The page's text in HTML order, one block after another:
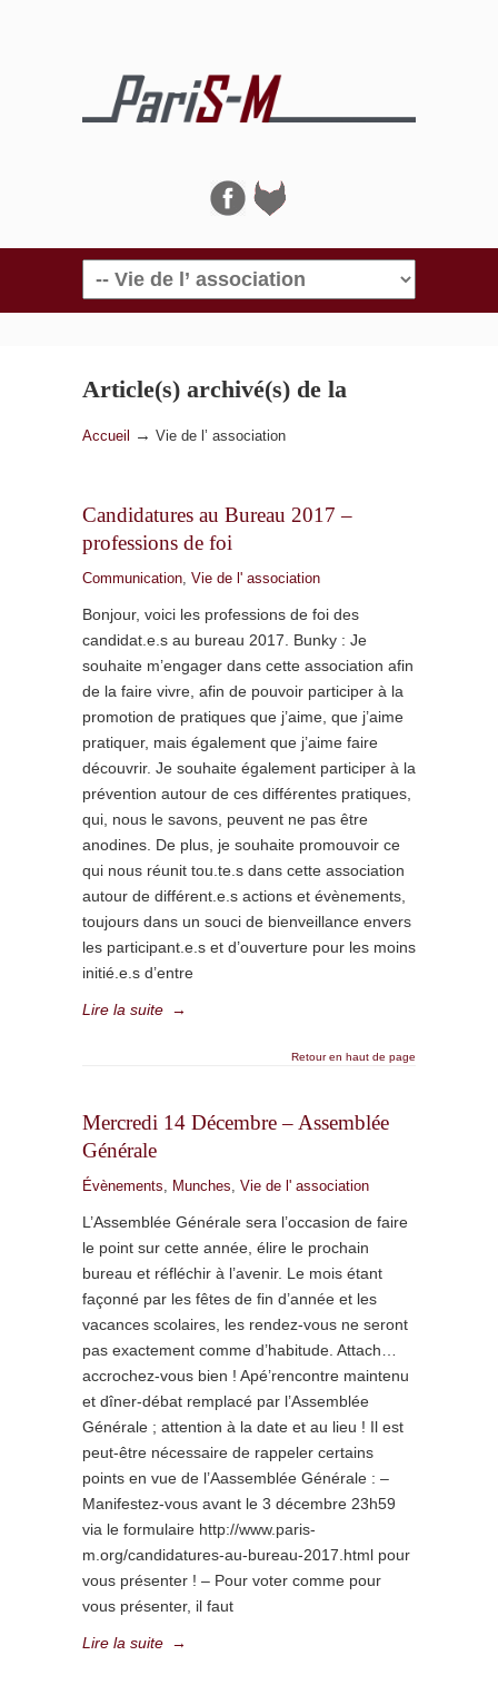
Navigation
Article(s) archivé(s) de la
catégorieVie de l’ association
Accueil → Vie de l’ association
Candidatures au Bureau 2017 –
professions de foi
Communication, Vie de l' association
Bonjour, voici les professions de foi des
candidat.e.s au bureau 2017. Bunky : Je
souhaite m’engager dans cette association afin
de la faire vivre, afin de pouvoir participer à la
promotion de pratiques que j’aime, que j’aime
pratiquer, mais également que j’aime faire
découvrir. Je souhaite également participer à la
prévention autour de ces différentes pratiques,
qui, nous le savons, peuvent ne pas être
anodines. De plus, je souhaite promouvoir ce
qui nous réunit tou.te.s dans cette association
autour de différent.e.s actions et évènements,
toujours dans un souci de bienveillance envers
les participant.e.s et d’ouverture pour les moins
initié.e.s d’entre
Lire la suite →
Retour en haut de page
Mercredi 14 Décembre – Assemblée
Générale
Évènements, Munches, Vie de l' association
L’Assemblée Générale sera l’occasion de faire
le point sur cette année, élire le prochain
bureau et réfléchir à l’avenir. Le mois étant
façonné par les fêtes de fin d’année et les
vacances scolaires, les rendez-vous ne seront
pas exactement comme d’habitude. Attach…
accrochez-vous bien ! Apé’rencontre maintenu
et dîner-débat remplacé par l’Assemblée
Générale ; attention à la date et au lieu ! Il est
peut-être nécessaire de rappeler certains
points en vue de l’Aassemblée Générale : –
Manifestez-vous avant le 3 décembre 23h59
via le formulaire http://www.paris-
m.org/candidatures-au-bureau-2017.html pour
vous présenter ! – Pour voter comme pour
vous présenter, il faut
Lire la suite →